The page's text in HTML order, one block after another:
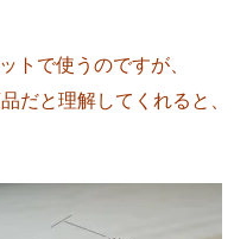
トで使うのですが、
だと理解してくれると、